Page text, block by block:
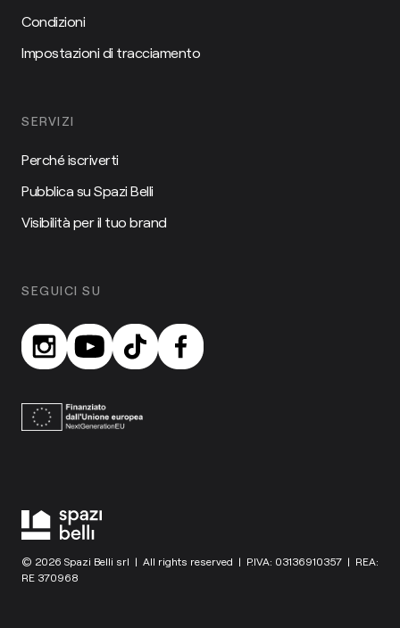
Condizioni
Impostazioni di tracciamento
SERVIZI
Perché iscriverti
Pubblica su Spazi Belli
Visibilità per il tuo brand
SEGUICI SU
© 2026 Spazi Belli srl | All rights reserved | P.IVA: 03136910357 | REA:
RE 370968